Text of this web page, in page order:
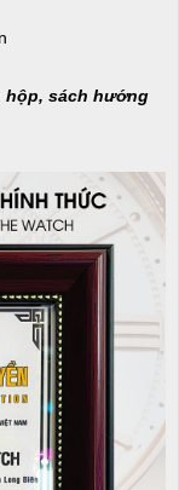
hộp, sách hướng